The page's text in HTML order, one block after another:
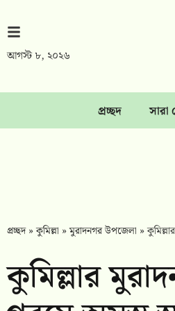
আগস্ট ৮, ২০২৬
প্রচ্ছদ সারা
প্রচ্ছদ»কুমিল্লা »মুরাদনগর উপজেলা »
কুমিল্লার